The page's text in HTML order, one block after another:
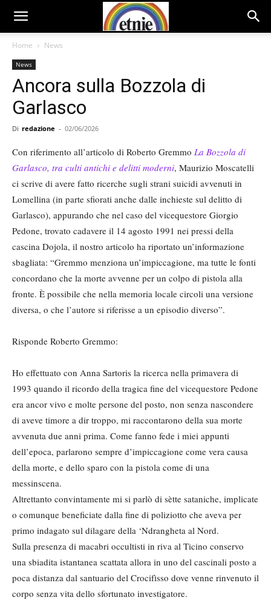
Home News
News
Ancora sulla Bozzola di
Garlasco
Di redazione - 02/06/2026
Con riferimento all’articolo di Roberto Gremmo La Bozzola di
Garlasco, tra culti antichi e delitti moderni, Maurizio Moscatelli
ci scrive di avere fatto ricerche sugli strani suicidi avvenuti in
Lomellina (in parte sfiorati anche dalle inchieste sul delitto di
Garlasco), appurando che nel caso del vicequestore Giorgio
Pedone, trovato cadavere il 14 agosto 1991 nei pressi della
cascina Dojola, il nostro articolo ha riportato un’informazione
sbagliata: “Gremmo menziona un’impiccagione, ma tutte le fonti
concordano che la morte avvenne per un colpo di pistola alla
fronte. È possibile che nella memoria locale circoli una versione
diversa, o che l’autore si riferisse a un episodio diverso”.
Risponde Roberto Gremmo:
Ho effettuato con Anna Sartoris la ricerca nella primavera di
1993 quando il ricordo della tragica fine del vicequestore Pedone
era ancor vivo e molte persone del posto, non senza nascondere
di aveve timore a dir troppo, mi raccontarono della sua morte
avvenuta due anni prima. Come fanno fede i miei appunti
dell’epoca, parlarono sempre d’impiccagione come vera causa
della morte, e dello sparo con la pistola come di una
messinscena.
Altrettanto convintamente mi si parlò di sètte sataniche, implicate
o comunque beneficiate dalla fine di poliziotto che aveva per
primo indagato sul dilagare della ‘Ndrangheta al Nord.
Sulla presenza di macabri occultisti in riva al Ticino conservo
una sbiadita istantanea scattata allora in uno del cascinali posto a
poca distanza dal santuario del Crocifìsso dove venne rinvenuto il
corpo senza vita dello sfortunato investigatore.